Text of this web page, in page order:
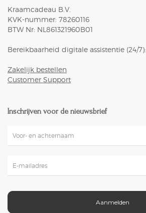
Kraamcadeau B.V.
KVK-nummer: 78260116
BTW Nr: NL861321960B01
Bereikbaarheid digitale assistentie (24/7):
Zakelijk bestellen
Customer Support
Inschrijven voor de nieuwsbrief
Aanmelden